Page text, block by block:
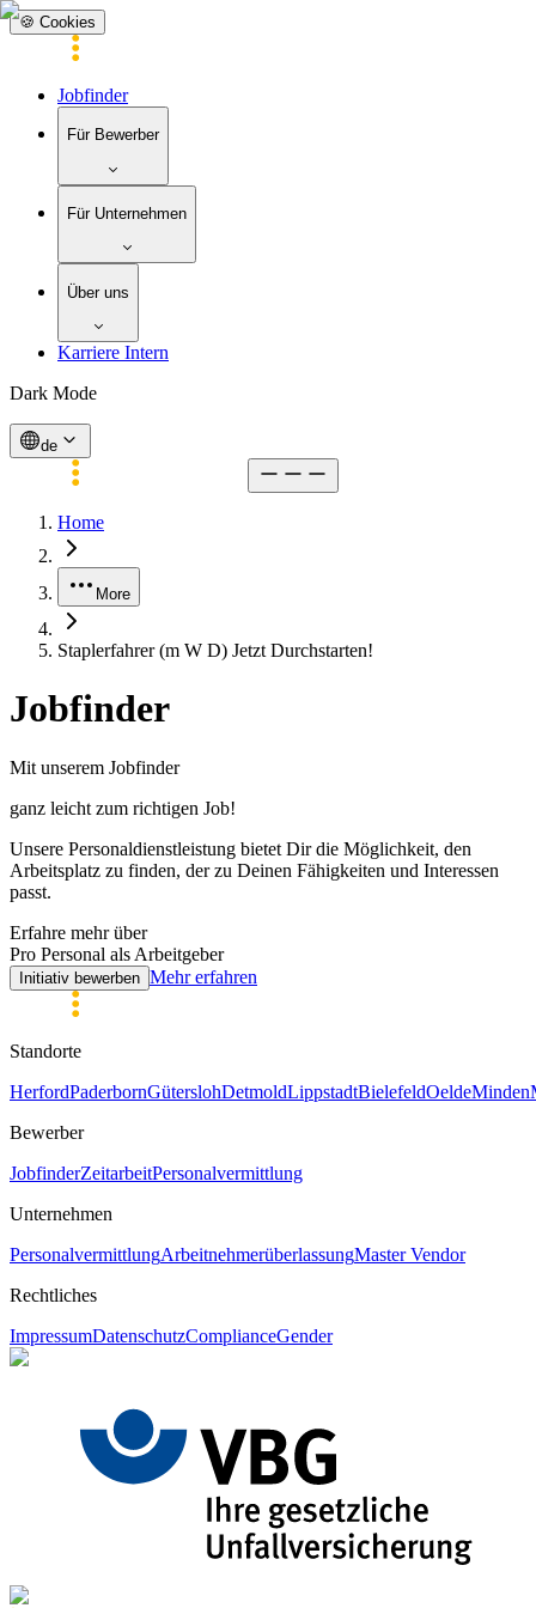
🍪 Cookies
Jobfinder
Für Bewerber
Für Unternehmen
Über uns
Karriere Intern
Dark Mode
de
Home
More
Staplerfahrer (m W D) Jetzt Durchstarten!
Jobfinder
Mit unserem Jobfinder
ganz leicht zum richtigen Job!
Unsere Personaldienstleistung bietet Dir die Möglichkeit, den
Arbeitsplatz zu finden, der zu Deinen Fähigkeiten und Interessen
passt.
Erfahre mehr über
Pro Personal als Arbeitgeber
Initiativ bewerben Mehr erfahren
Standorte
HerfordPaderbornGüterslohDetmoldLippstadtBielefeldOeldeMinden
Bewerber
JobfinderZeitarbeitPersonalvermittlung
Unternehmen
PersonalvermittlungArbeitnehmerüberlassungMaster Vendor
Rechtliches
ImpressumDatenschutzComplianceGender